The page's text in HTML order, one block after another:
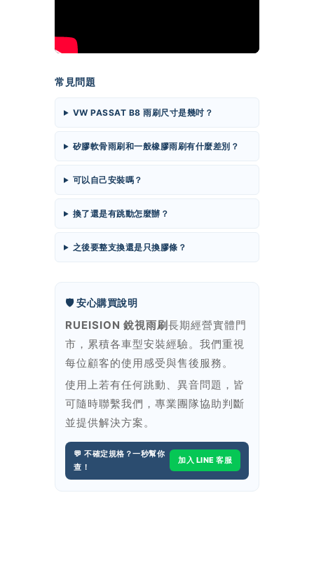
常見問題
VW PASSAT B8 雨刷尺寸是幾吋？
矽膠軟骨雨刷和一般橡膠雨刷有什麼差別？
可以自己安裝嗎？
換了還是有跳動怎麼辦？
之後要整支換還是只換膠條？
🛡️ 安心購買說明
RUEISION 銳視雨刷長期經營實體門
市，累積各車型安裝經驗。我們重視
每位顧客的使用感受與售後服務。
使用上若有任何跳動、異音問題，皆
可隨時聯繫我們，專業團隊協助判斷
並提供解決方案。
💬 不確定規格？一秒幫你
查！
加入 LINE 客服